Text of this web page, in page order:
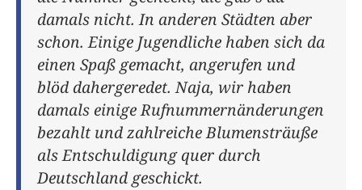
damals nicht. In anderen Städten aber
schon. Einige Jugendliche haben sich da
einen Spaß gemacht, angerufen und
blöd dahergeredet. Naja, wir haben
damals einige Rufnummernänderungen
bezahlt und zahlreiche Blumensträuße
als Entschuldigung quer durch
Deutschland geschickt.